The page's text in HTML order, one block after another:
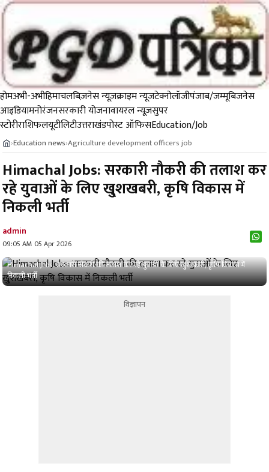
होमअभी-अभीहिमाचलबिज़नेस न्यूज़क्राइम न्यूजटेक्नोलॉजीपंजाब/जम्मूबिजनेस
आइडियामनोरंजनसरकारी योजनावायरल न्यूज़सुपर
स्टोरीराशिफलयूटीलिटीउत्तराखंडपोस्ट ऑफिसEducation/Job
›Education news›Agriculture development officers job
Himachal Jobs: सरकारी नौकरी की तलाश कर
रहे युवाओं के लिए खु्शखबरी, कृषि विकास में
निकली भर्ती
admin
09:05 AM 05 Apr 2026
Himachal Jobs: सरकारी नौकरी की तलाश कर रहे युवाओं के लिए खु्शखबरी, कृषि विकास में
निकली भर्ती
विज्ञापन